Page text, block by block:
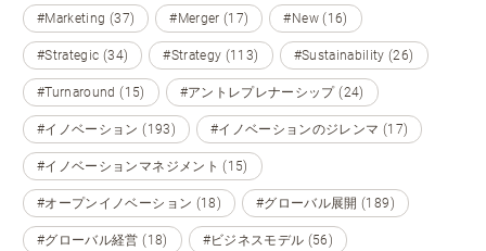
#Marketing (37) #Merger (17) #New (16)
#Strategic (34) #Strategy (113) #Sustainability (26)
#Turnaround (15) #アントレプレナーシップ (24)
#イノベーション (193) #イノベーションのジレンマ (17)
#イノベーションマネジメント (15)
#オープンイノベーション (18) #グローバル展開 (189)
#グローバル経営 (18) #ビジネスモデル (56)